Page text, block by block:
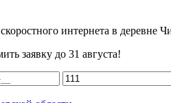
интернета в деревне
заявку до 31 августа!